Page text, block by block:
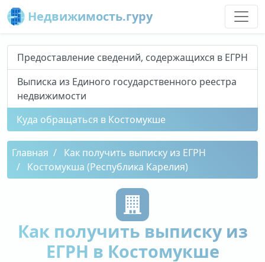
Недвижимость.гуру
Предоставление сведений, содержащихся в ЕГРН
Выписка из Единого государственного реестра
недвижимости
Куда обращаться в Костомукше
Главная
Как получить выписку из ЕГРН
Костомукша (Республика Карелия)
Как получить выписку из
ЕГРН в Костомукше